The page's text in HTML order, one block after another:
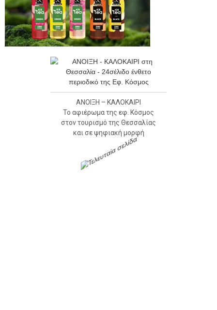
ΑΝΟΙΞΗ – ΚΑΛΟΚΑΙΡΙ
Το αφιέρωμα της εφ. Κόσμος
στον τουρισμό της Θεσσαλίας
και σε ψηφιακή μορφή